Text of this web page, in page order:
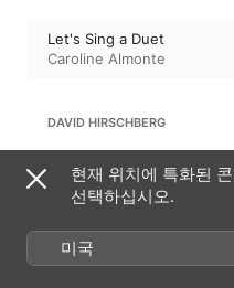
Let's Sing a Duet
Caroline Almonte
DAVID HIRSCHBERG
The Fisherman
Caroline Almonte
FRITZ SPINDLER
현재 위치에 특화된
선택하십시오.
미국